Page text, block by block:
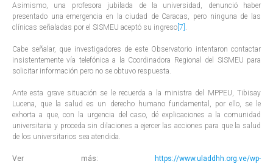
Asimismo, una profesora jubilada de la universidad, denunció haber
presentado una emergencia en la ciudad de Caracas, pero ninguna de las
clínicas señaladas por el SISMEU aceptó su ingreso [7] .
Cabe señalar, que investigadores de este Observatorio intentaron contactar
insistentemente vía telefónica a la Coordinadora Regional del SISMEU para
solicitar información pero no se obtuvo respuesta.
Ante esta grave situación se le recuerda a la ministra del MPPEU, Tibisay
Lucena, que la salud es un derecho humano fundamental, por ello, se le
exhorta a que, con la urgencia del caso, dé explicaciones a la comunidad
universitaria y proceda sin dilaciones a ejercer las acciones para que la salud
de los universitarios sea atendida.
Ver más:
https://www.uladdhh.org.ve/wp-